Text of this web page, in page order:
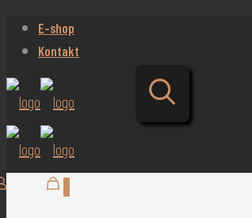
E-shop
Kontakt